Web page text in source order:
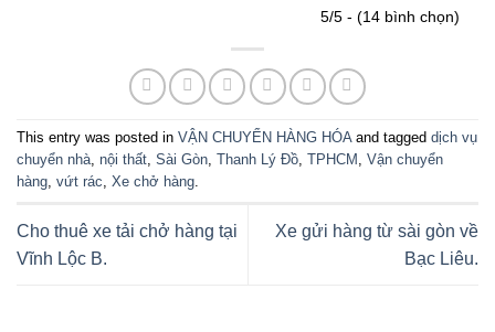
5/5 - (14 bình chọn)
This entry was posted in VẬN CHUYỂN HÀNG HÓAand tagged dịch vụ
chuyển nhà, nội thất, Sài Gòn, Thanh Lý Đồ, TPHCM , Vận chuyển
hàng, vứt rác, Xe chở hàng.
Cho thuê xe tải chở hàng tại
Vĩnh Lộc B.
Xe gửi hàng từ sài gòn về
Bạc Liêu.